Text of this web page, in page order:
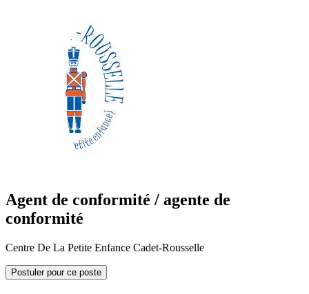
Agent de conformité / agente de
conformité
Centre De La Petite Enfance Cadet-Rousselle
Postuler pour ce poste